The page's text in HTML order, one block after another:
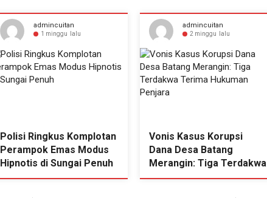
admincuitan
1 minggu lalu
Polisi Ringkus Komplotan
Perampok Emas Modus
Hipnotis di Sungai Penuh
admincuitan
2 minggu lalu
Vonis Kasus Korupsi
Dana Desa Batang
Merangin: Tiga Terdakwa
Terima Hukuman Penjara